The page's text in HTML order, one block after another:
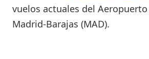
vuelos actuales del
Madrid-Barajas (MAD).